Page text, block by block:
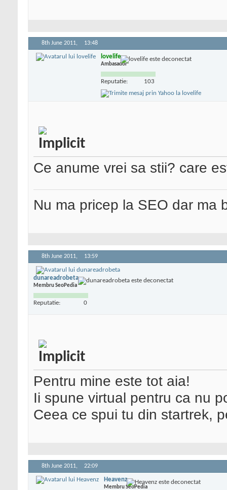
8th June 2011, 13:48
lovelife
Ambasador
Reputatie: 103
Ce anume vrei sa stii? care
Nu ma pricep la SEO dar ma
8th June 2011, 13:59
dunareadrobeta
Membru SeoPedia
Reputatie: 0
Pentru mine este tot aia!
Ii spune virtual pentru ca nu
Ceea ce spui tu din startrek,
8th June 2011, 22:09
Heavenz
Membru SeoPedia